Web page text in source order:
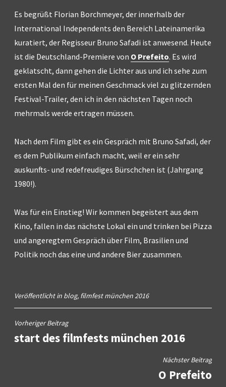
Es begrüßt Florian Borchmeyer, der innerhalb der
International Independents den Bereich Lateinamerika
kuratiert, der Regisseur Bruno Safadi ist anwesend. Heute
ist die Deutschland-Premiere von O Prefeito. Es wird
geklatscht, dann gehen die Lichter aus und ich sehe zum
ersten Mal den für meinen Geschmack viel zu glitzernden
Festival-Trailer, den ich in den nächsten Tagen noch
mehrmals werde ertragen müssen.
Nach dem Film gibt es ein Gespräch mit Bruno Safadi, der
es dem Publikum einfach macht, weil er ein sehr
auskunfts- und redefreudiges Bürschchen ist (Jahrgang
1980!).
Was für ein Einstieg! Wir kommen begeistert aus dem
Kino, fallen in das nächste Lokal ein und trinken bei Pizza
und angeregtem Gespräch über Film, Brasilien und
Politik noch das eine und andere Bier zusammen.
Veröffentlicht in blog, filmfest münchen 2016
Beitragsnavigation
Vorheriger Beitrag
start des filmfests münchen 2016
Nächster Beitrag
O Prefeito